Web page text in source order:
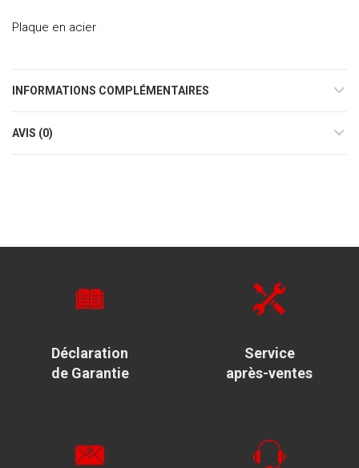
Plaque en acier
INFORMATIONS COMPLÉMENTAIRES
AVIS (0)
Déclaration
de Garantie
Service
après-ventes